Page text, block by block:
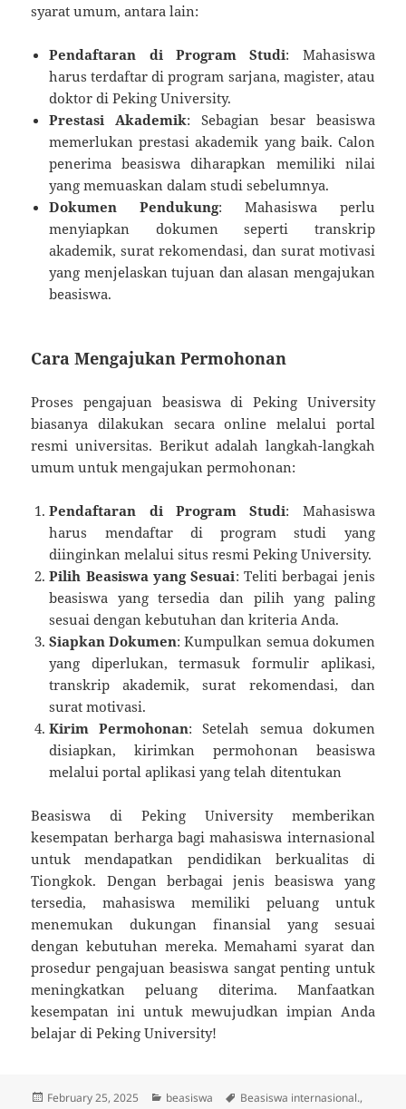
syarat umum, antara lain:
Pendaftaran di Program Studi: Mahasiswa
harus terdaftar di program sarjana, magister, atau
doktor di Peking University.
Prestasi Akademik: Sebagian besar beasiswa
memerlukan prestasi akademik yang baik. Calon
penerima beasiswa diharapkan memiliki nilai
yang memuaskan dalam studi sebelumnya.
Dokumen Pendukung: Mahasiswa perlu
menyiapkan dokumen seperti transkrip
akademik, surat rekomendasi, dan surat motivasi
yang menjelaskan tujuan dan alasan mengajukan
beasiswa.
Cara Mengajukan Permohonan
Proses pengajuan beasiswa di Peking University
biasanya dilakukan secara online melalui portal
resmi universitas. Berikut adalah langkah-langkah
umum untuk mengajukan permohonan:
Pendaftaran di Program Studi: Mahasiswa
harus mendaftar di program studi yang
diinginkan melalui situs resmi Peking University.
Pilih Beasiswa yang Sesuai: Teliti berbagai jenis
beasiswa yang tersedia dan pilih yang paling
sesuai dengan kebutuhan dan kriteria Anda.
Siapkan Dokumen: Kumpulkan semua dokumen
yang diperlukan, termasuk formulir aplikasi,
transkrip akademik, surat rekomendasi, dan
surat motivasi.
Kirim Permohonan: Setelah semua dokumen
disiapkan, kirimkan permohonan beasiswa
melalui portal aplikasi yang telah ditentukan
Beasiswa di Peking University memberikan
kesempatan berharga bagi mahasiswa internasional
untuk mendapatkan pendidikan berkualitas di
Tiongkok. Dengan berbagai jenis beasiswa yang
tersedia, mahasiswa memiliki peluang untuk
menemukan dukungan finansial yang sesuai
dengan kebutuhan mereka. Memahami syarat dan
prosedur pengajuan beasiswa sangat penting untuk
meningkatkan peluang diterima. Manfaatkan
kesempatan ini untuk mewujudkan impian Anda
belajar di Peking University!
Posted
February 25, 2025 Categories
beasiswa Tags
Beasiswa internasional.,